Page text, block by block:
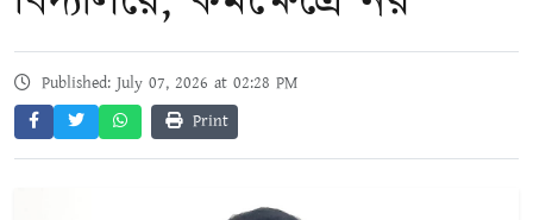
Published: July 07, 2026 at 02:28 PM
Print